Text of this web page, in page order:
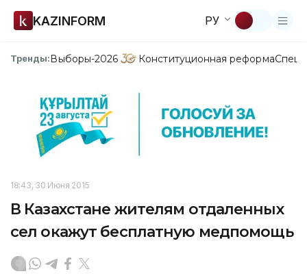
KAZINFORM РУ
Тренды:Выборы-2026 Конституционная реформа
18:43, 30 Июня 2015
В Казахстане жителям отдаленных
сел окажут бесплатную медпомощь